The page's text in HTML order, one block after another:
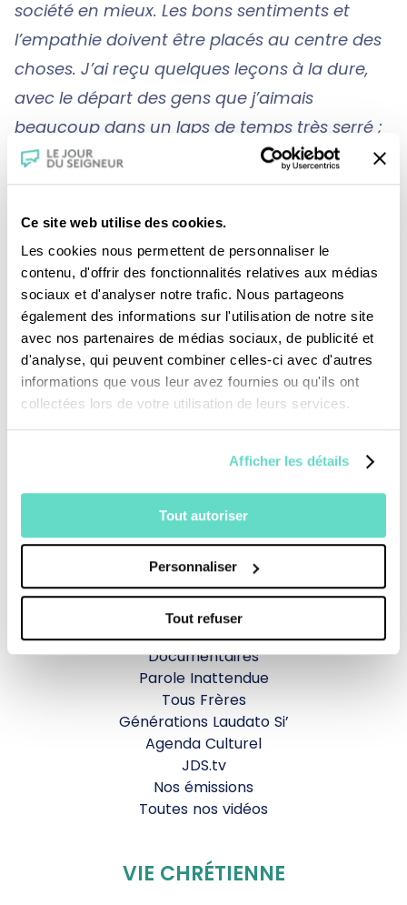
Ce site web utilise des cookies.
Les cookies nous permettent de personnaliser le
contenu, d'offrir des fonctionnalités relatives aux médias
sociaux et d'analyser notre trafic. Nous partageons
également des informations sur l'utilisation de notre site
avec nos partenaires de médias sociaux, de publicité et
d'analyse, qui peuvent combiner celles-ci avec d'autres
informations que vous leur avez fournies ou qu'ils ont
collectées lors de votre utilisation de leurs services.
Afficher les détails
Tout autoriser
Personnaliser
Tout refuser
société en mieux. Les bons sentiments et
l’empathie doivent être placés au centre des
choses. J’ai reçu quelques leçons à la dure,
avec le départ des gens que j’aimais
beaucoup dans un laps de temps très serré ;
cela m’a enseigné que la vie est magnifique
et ce qui est important, c’est ce qu’on y met
au quotidien dedans. La religion vient du latin
religare, qui veut dire relier. Cela ne doit pas
diviser les gens. »
Je fais un don
Revoir la messe du 02 août 2026
TOUS NOS PROGRAMMES
La messe
Magazine Le Jour du Seigneur
Documentaires
Parole Inattendue
Tous Frères
Générations Laudato Si’
Agenda Culturel
JDS.tv
Nos émissions
Toutes nos vidéos
VIE CHRÉTIENNE